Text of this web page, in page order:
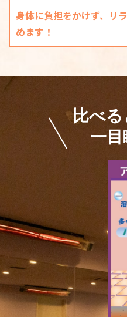
身体に負担をかけず、リ
めます！
比べる
一目
まり、さらに美肌効果
してくれます。
内臓から全身の血行促
※「溶岩浴」はヨガの
※ヨガのレッスンをご
るレッスンをお選び下
体験
スタジオ
あびこショッピングプ
ラザ
レッスン強度
レッスン内容